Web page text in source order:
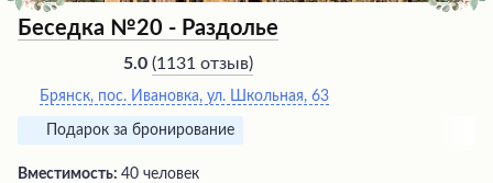
Беседка №20 - Раздолье
5.0 (1131 отзыв)
Брянск, пос. Ивановка, ул. Школьная, 63
Подарок за бронирование
Вместимость: 40 человек